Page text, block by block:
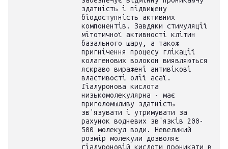
здатність і підвищену
біодоступність активних
компонентів. Завдяки стимуляції
мітотичної активності клітин
базального шару, а також
пригнічення процесу глікації
колагенових волокон виявляються
яскраво виражені антивікові
властивості олії асаї.
Гіалуронова кислота
низькомолекулярна - має
приголомшливу здатність
зв'язувати і утримувати за
рахунок водневих зв'язків 200-
500 молекул води. Невеликий
розмір молекули дозволяє
гіалуроновій кислоти проникати в